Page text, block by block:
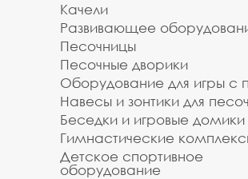
Качели
Развивающее
Песочницы
Песочные дворики
Оборудование для игры с
Навесы и зонтики для
Беседки и игровые домики
Гимнастические
Детское спортивное
оборудование